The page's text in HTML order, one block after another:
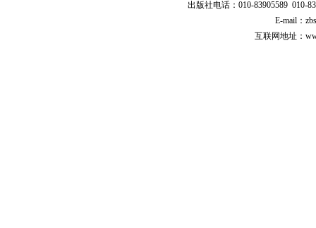
出版社电话：010-83905589 010-
E-mail：
互联网地址：